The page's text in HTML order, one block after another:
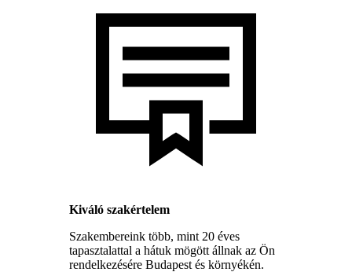
Kiváló szakértelem
Szakembereink több, mint 20 éves
tapasztalattal a hátuk mögött állnak az Ön
rendelkezésére Budapest és környékén.